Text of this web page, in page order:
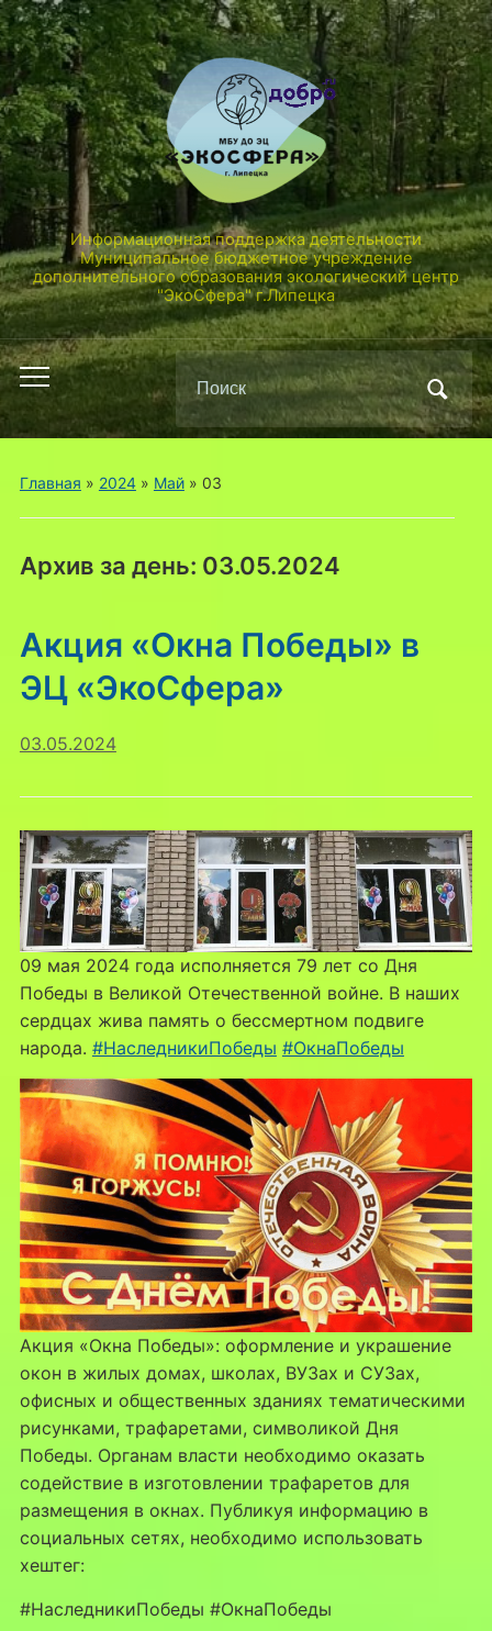
Информационная поддержка деятельности
Муниципальное бюджетное учреждение
дополнительного образования экологический центр
"ЭкоСфера" г.Липецка
Переключить
мобильное
меню
Поиск
по:
Главная » 2024» Май» 03
Архив за день: 03.05.2024
Акция «Окна Победы» в
ЭЦ «ЭкоСфера»
03.05.2024
09 мая 2024 года исполняется 79 лет со Дня
Победы в Великой Отечественной войне. В наших
сердцах жива память о бессмертном подвиге
народа. #НаследникиПобеды #ОкнаПобеды
Акция «Окна Победы»: оформление и украшение
окон в жилых домах, школах, ВУЗах и СУЗах,
офисных и общественных зданиях тематическими
рисунками, трафаретами, символикой Дня
Победы. Органам власти необходимо оказать
содействие в изготовлении трафаретов для
размещения в окнах. Публикуя информацию в
социальных сетях, необходимо использовать
хештег:
#НаследникиПобеды #ОкнаПобеды